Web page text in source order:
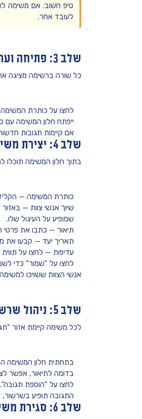
טיפ חשוב: אם משימה
לעובד אחר.
שלב 3: פתיחה ועריכה של משימה
כל שורה ברשימה מציגה
לחצו על כותרת המשימה
ייפתח חלון המשימה עם
אם קיימות תגובות
שלב 4: יצירת משימה והגדרת פרטיה
בתוך חלון המשימה
כותרת המשימה —
שיוך אנשי צוות — באזור
שמופיע על העיגול שלו.
תיאור — כתבו את פרטי
תאריך יעד — קבעו את
עדיפות — לחצו על
לחצו על "שמור" כדי
אנשי הצוות ששויכו
שלב 5: ניהול שרשור התגובות
לכל משימה קיימת אזור
בתחתית חלון המשימה
בדומה לתיאור, אפשר
לחצו על "הוספת תגובה".
התגובה תופיע
שלב 6: סגירת משימה ופתיחה מחדש